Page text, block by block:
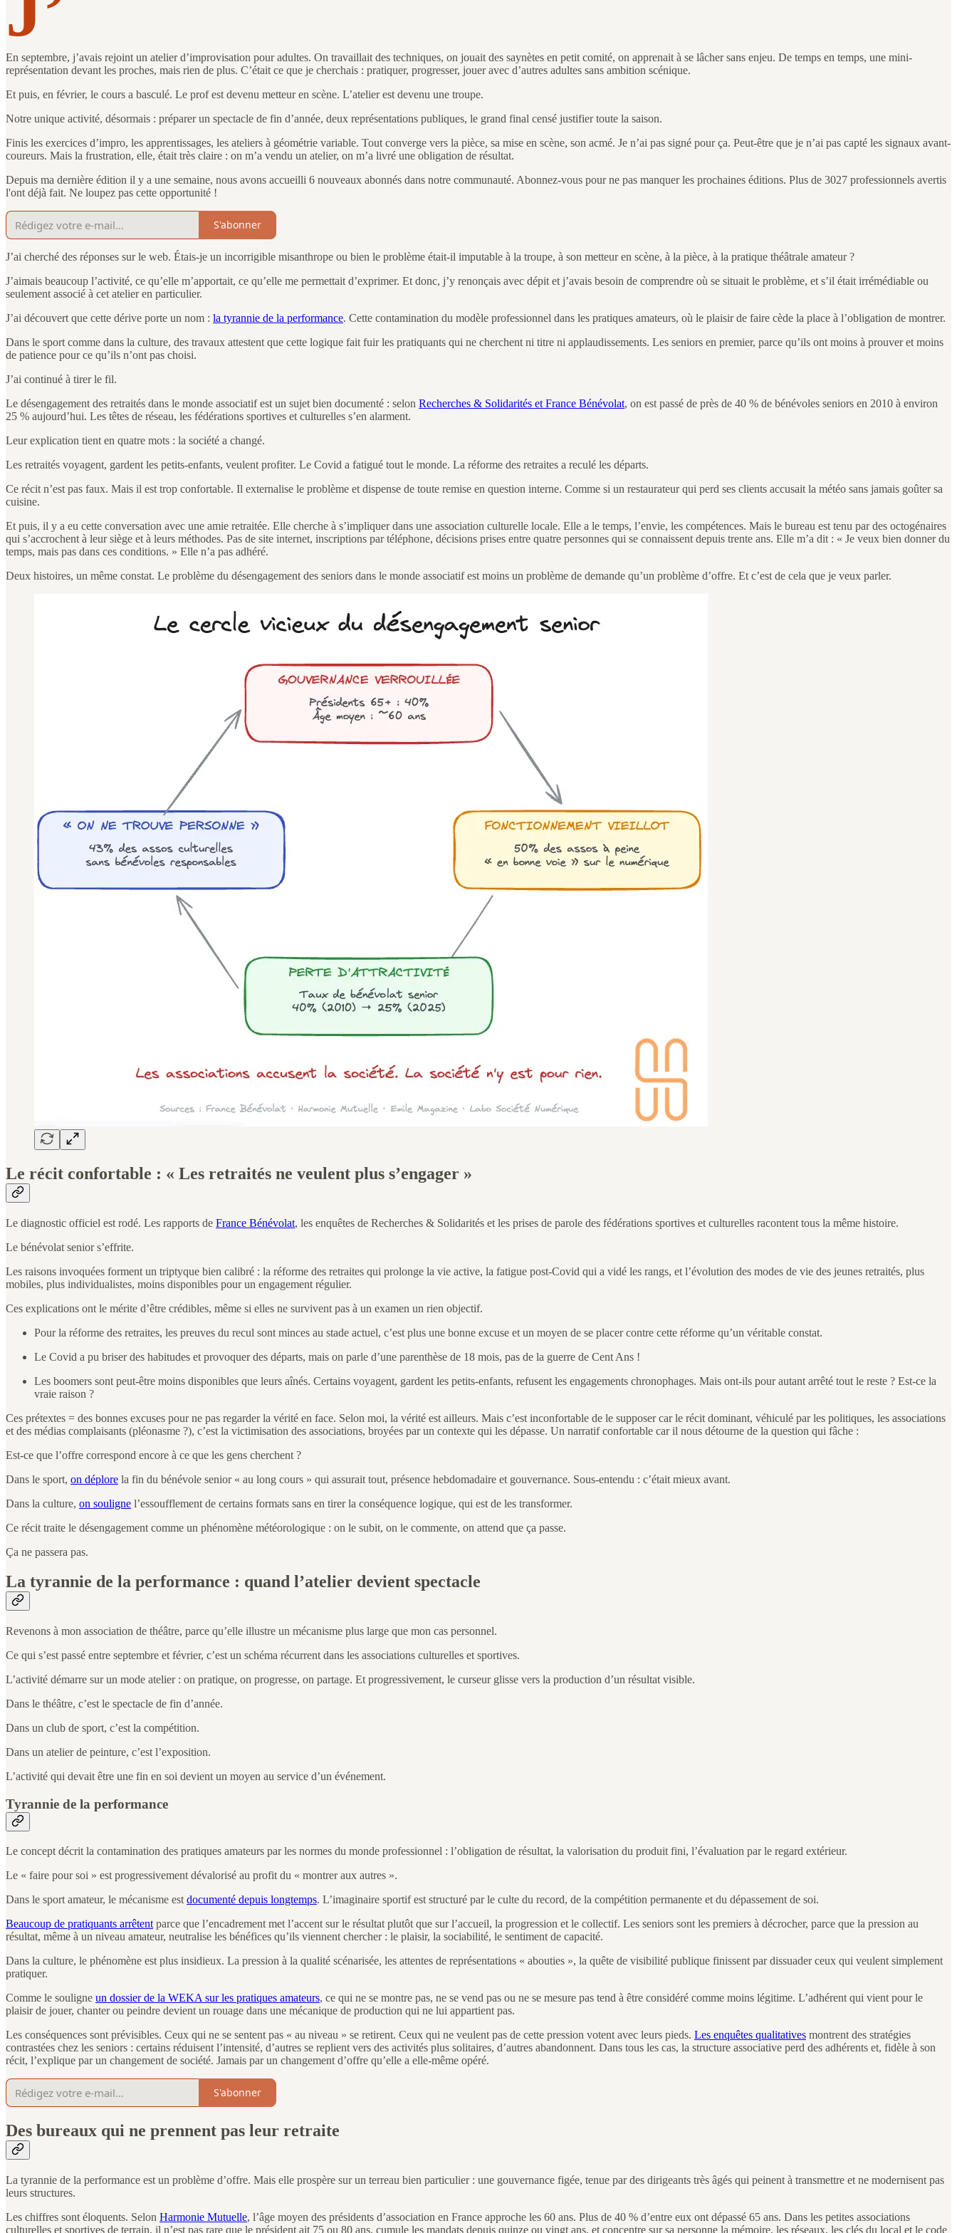
En septembre, j’avais rejoint un atelier d’improvisation pour adultes. On travaillait des techniques, on jouait des saynètes en petit comité, on apprenait à se lâcher sans enjeu. De temps en temps, une mini-
représentation devant les proches, mais rien de plus. C’était ce que je cherchais : pratiquer, progresser, jouer avec d’autres adultes sans ambition scénique.
Et puis, en février, le cours a basculé. Le prof est devenu metteur en scène. L’atelier est devenu une troupe.
Notre unique activité, désormais : préparer un spectacle de fin d’année, deux représentations publiques, le grand final censé justifier toute la saison.
Finis les exercices d’impro, les apprentissages, les ateliers à géométrie variable. Tout converge vers la pièce, sa mise en scène, son acmé. Je n’ai pas signé pour ça. Peut-être que je n’ai pas capté les signaux avant-
coureurs. Mais la frustration, elle, était très claire : on m’a vendu un atelier, on m’a livré une obligation de résultat.
Depuis ma dernière édition il y a une semaine, nous avons accueilli 6 nouveaux abonnés dans notre communauté. Abonnez-vous pour ne pas manquer les prochaines éditions. Plus de 3027 professionnels avertis
l'ont déjà fait. Ne loupez pas cette opportunité !
S'abonner
J’ai cherché des réponses sur le web. Étais-je un incorrigible misanthrope ou bien le problème était-il imputable à la troupe, à son metteur en scène, à la pièce, à la pratique théâtrale amateur ?
J’aimais beaucoup l’activité, ce qu’elle m’apportait, ce qu’elle me permettait d’exprimer. Et donc, j’y renonçais avec dépit et j’avais besoin de comprendre où se situait le problème, et s’il était irrémédiable ou
seulement associé à cet atelier en particulier.
J’ai découvert que cette dérive porte un nom : la tyrannie de la performance. Cette contamination du modèle professionnel dans les pratiques amateurs, où le plaisir de faire cède la place à l’obligation de montrer.
Dans le sport comme dans la culture, des travaux attestent que cette logique fait fuir les pratiquants qui ne cherchent ni titre ni applaudissements. Les seniors en premier, parce qu’ils ont moins à prouver et moins
de patience pour ce qu’ils n’ont pas choisi.
J’ai continué à tirer le fil.
Le désengagement des retraités dans le monde associatif est un sujet bien documenté : selon Recherches & Solidarités et France Bénévolat, on est passé de près de 40 % de bénévoles seniors en 2010 à environ
25 % aujourd’hui. Les têtes de réseau, les fédérations sportives et culturelles s’en alarment.
Leur explication tient en quatre mots : la société a changé.
Les retraités voyagent, gardent les petits-enfants, veulent profiter. Le Covid a fatigué tout le monde. La réforme des retraites a reculé les départs.
Ce récit n’est pas faux. Mais il est trop confortable. Il externalise le problème et dispense de toute remise en question interne. Comme si un restaurateur qui perd ses clients accusait la météo sans jamais goûter sa
cuisine.
Et puis, il y a eu cette conversation avec une amie retraitée. Elle cherche à s’impliquer dans une association culturelle locale. Elle a le temps, l’envie, les compétences. Mais le bureau est tenu par des octogénaires
qui s’accrochent à leur siège et à leurs méthodes. Pas de site internet, inscriptions par téléphone, décisions prises entre quatre personnes qui se connaissent depuis trente ans. Elle m’a dit : « Je veux bien donner du
temps, mais pas dans ces conditions. » Elle n’a pas adhéré.
Deux histoires, un même constat. Le problème du désengagement des seniors dans le monde associatif est moins un problème de demande qu’un problème d’offre. Et c’est de cela que je veux parler.
Le récit confortable : « Les retraités ne veulent plus s’engager »
Le diagnostic officiel est rodé. Les rapports de France Bénévolat, les enquêtes de Recherches & Solidarités et les prises de parole des fédérations sportives et culturelles racontent tous la même histoire.
Le bénévolat senior s’effrite.
Les raisons invoquées forment un triptyque bien calibré : la réforme des retraites qui prolonge la vie active, la fatigue post-Covid qui a vidé les rangs, et l’évolution des modes de vie des jeunes retraités, plus
mobiles, plus individualistes, moins disponibles pour un engagement régulier.
Ces explications ont le mérite d’être crédibles, même si elles ne survivent pas à un examen un rien objectif.
Pour la réforme des retraites, les preuves du recul sont minces au stade actuel, c’est plus une bonne excuse et un moyen de se placer contre cette réforme qu’un véritable constat.
Le Covid a pu briser des habitudes et provoquer des départs, mais on parle d’une parenthèse de 18 mois, pas de la guerre de Cent Ans !
Les boomers sont peut-être moins disponibles que leurs aînés. Certains voyagent, gardent les petits-enfants, refusent les engagements chronophages. Mais ont-ils pour autant arrêté tout le reste ? Est-ce la
vraie raison ?
Ces prétextes = des bonnes excuses pour ne pas regarder la vérité en face. Selon moi, la vérité est ailleurs. Mais c’est inconfortable de le supposer car le récit dominant, véhiculé par les politiques, les associations
et des médias complaisants (pléonasme ?), c’est la victimisation des associations, broyées par un contexte qui les dépasse. Un narratif confortable car il nous détourne de la question qui fâche :
Est-ce que l’offre correspond encore à ce que les gens cherchent ?
Dans le sport, on déplore la fin du bénévole senior « au long cours » qui assurait tout, présence hebdomadaire et gouvernance. Sous-entendu : c’était mieux avant.
Dans la culture, on souligne l’essoufflement de certains formats sans en tirer la conséquence logique, qui est de les transformer.
Ce récit traite le désengagement comme un phénomène météorologique : on le subit, on le commente, on attend que ça passe.
Ça ne passera pas.
La tyrannie de la performance : quand l’atelier devient spectacle
Revenons à mon association de théâtre, parce qu’elle illustre un mécanisme plus large que mon cas personnel.
Ce qui s’est passé entre septembre et février, c’est un schéma récurrent dans les associations culturelles et sportives.
L’activité démarre sur un mode atelier : on pratique, on progresse, on partage. Et progressivement, le curseur glisse vers la production d’un résultat visible.
Dans le théâtre, c’est le spectacle de fin d’année.
Dans un club de sport, c’est la compétition.
Dans un atelier de peinture, c’est l’exposition.
L’activité qui devait être une fin en soi devient un moyen au service d’un événement.
Tyrannie de la performance
Le concept décrit la contamination des pratiques amateurs par les normes du monde professionnel : l’obligation de résultat, la valorisation du produit fini, l’évaluation par le regard extérieur.
Le « faire pour soi » est progressivement dévalorisé au profit du « montrer aux autres ».
Dans le sport amateur, le mécanisme est documenté depuis longtemps. L’imaginaire sportif est structuré par le culte du record, de la compétition permanente et du dépassement de soi.
Beaucoup de pratiquants arrêtent parce que l’encadrement met l’accent sur le résultat plutôt que sur l’accueil, la progression et le collectif. Les seniors sont les premiers à décrocher, parce que la pression au
résultat, même à un niveau amateur, neutralise les bénéfices qu’ils viennent chercher : le plaisir, la sociabilité, le sentiment de capacité.
Dans la culture, le phénomène est plus insidieux. La pression à la qualité scénarisée, les attentes de représentations « abouties », la quête de visibilité publique finissent par dissuader ceux qui veulent simplement
pratiquer.
Comme le souligne un dossier de la WEKA sur les pratiques amateurs, ce qui ne se montre pas, ne se vend pas ou ne se mesure pas tend à être considéré comme moins légitime. L’adhérent qui vient pour le
plaisir de jouer, chanter ou peindre devient un rouage dans une mécanique de production qui ne lui appartient pas.
Les conséquences sont prévisibles. Ceux qui ne se sentent pas « au niveau » se retirent. Ceux qui ne veulent pas de cette pression votent avec leurs pieds. Les enquêtes qualitatives montrent des stratégies
contrastées chez les seniors : certains réduisent l’intensité, d’autres se replient vers des activités plus solitaires, d’autres abandonnent. Dans tous les cas, la structure associative perd des adhérents et, fidèle à son
récit, l’explique par un changement de société. Jamais par un changement d’offre qu’elle a elle-même opéré.
S'abonner
Des bureaux qui ne prennent pas leur retraite
La tyrannie de la performance est un problème d’offre. Mais elle prospère sur un terreau bien particulier : une gouvernance figée, tenue par des dirigeants très âgés qui peinent à transmettre et ne modernisent pas
leurs structures.
Les chiffres sont éloquents. Selon Harmonie Mutuelle, l’âge moyen des présidents d’association en France approche les 60 ans. Plus de 40 % d’entre eux ont dépassé 65 ans. Dans les petites associations
culturelles et sportives de terrain, il n’est pas rare que le président ait 75 ou 80 ans, cumule les mandats depuis quinze ou vingt ans, et concentre sur sa personne la mémoire, les réseaux, les clés du local et le code